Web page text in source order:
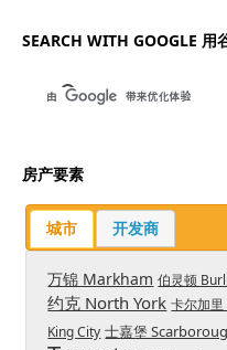
SEARCH WITH GOOGLE 用
房产要素
城市 开发商
万锦 Markham 伯灵顿
约克 North York 卡尔加
King City 士嘉堡